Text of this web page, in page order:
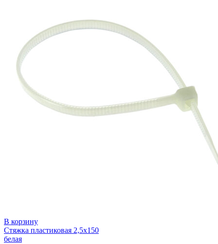
В корзину
Стяжка пластиковая 2,5х150
белая